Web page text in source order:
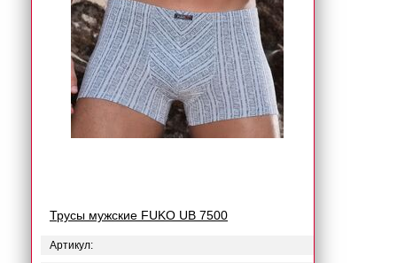
Трусы мужские FUKO UB 7500
Артикул: